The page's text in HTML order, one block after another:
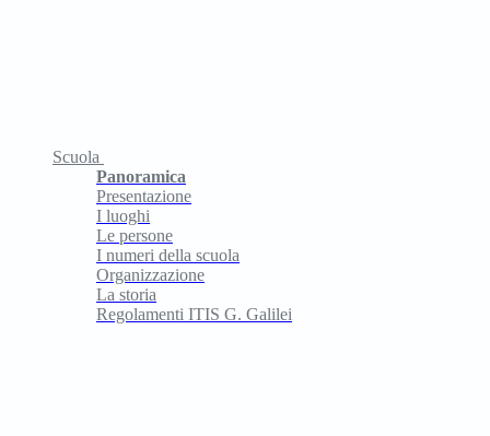
Scuola
Panoramica
Presentazione
I luoghi
Le persone
I numeri della scuola
Organizzazione
La storia
Regolamenti ITIS G. Galilei